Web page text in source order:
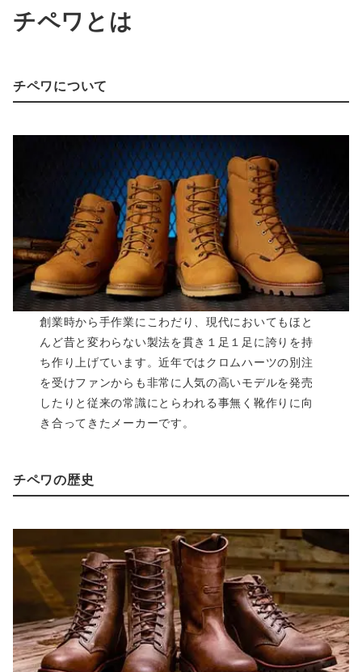
チペワとは
チペワについて
創業時から手作業にこわだり、現代においてもほと
んど昔と変わらない製法を貫き１足１足に誇りを持
ち作り上げています。近年ではクロムハーツの別注
を受けファンからも非常に人気の高いモデルを発売
したりと従来の常識にとらわれる事無く靴作りに向
き合ってきたメーカーです。
チペワの歴史